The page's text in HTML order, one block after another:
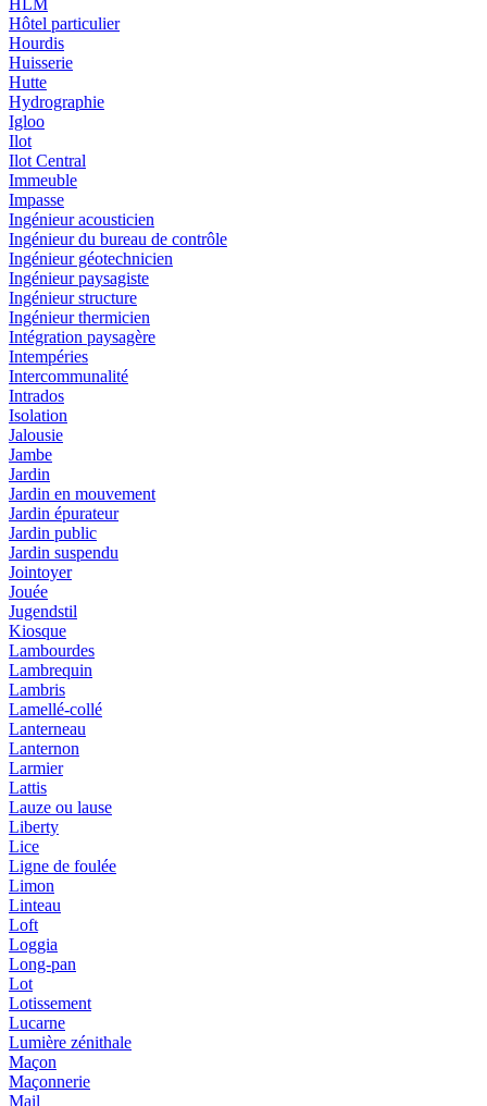
HLM
Hôtel particulier
Hourdis
Huisserie
Hutte
Hydrographie
Igloo
Ilot
Ilot Central
Immeuble
Impasse
Ingénieur acousticien
Ingénieur du bureau de contrôle
Ingénieur géotechnicien
Ingénieur paysagiste
Ingénieur structure
Ingénieur thermicien
Intégration paysagère
Intempéries
Intercommunalité
Intrados
Isolation
Jalousie
Jambe
Jardin
Jardin en mouvement
Jardin épurateur
Jardin public
Jardin suspendu
Jointoyer
Jouée
Jugendstil
Kiosque
Lambourdes
Lambrequin
Lambris
Lamellé-collé
Lanterneau
Lanternon
Larmier
Lattis
Lauze ou lause
Liberty
Lice
Ligne de foulée
Limon
Linteau
Loft
Loggia
Long-pan
Lot
Lotissement
Lucarne
Lumière zénithale
Maçon
Maçonnerie
Mail